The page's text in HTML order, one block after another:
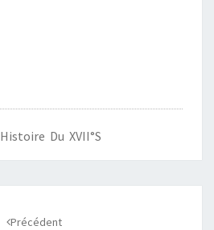
Histoire Du XVII°s
Précédent